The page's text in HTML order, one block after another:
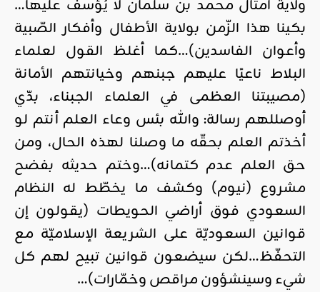
ولاية أمثال محمد بن سلمان لا يُؤسف عليها…
بكينا هذا الزّمن بولاية الأطفال وأفكار الصّبية
وأعوان الفاسدين)…كما أغلظ القول لعلماء
البلاط ناعيًا عليهم جبنهم وخيانتهم الأمانة
(مصيبتنا العظمى في العلماء الجبناء، بدّي
أوصللهم رسالة: والله بئس وعاء العلم أنتم لو
أخذتم العلم بحقّه ما وصلنا لهذه الحال، ومن
حق العلم عدم كتمانه)…وختم حديثه بفضح
مشروع (نيوم) وكشف ما يخطّط له النظام
السعودي فوق أراضي الحويطات (يقولون إن
قوانين السعوديّة على الشريعة الإسلاميّة مع
التحفّظ…لكن سيضعون قوانين تبيح لهم كل
شيء وسينشؤون مراقص وخمّارات)…